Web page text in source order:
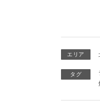
エリア
タグ